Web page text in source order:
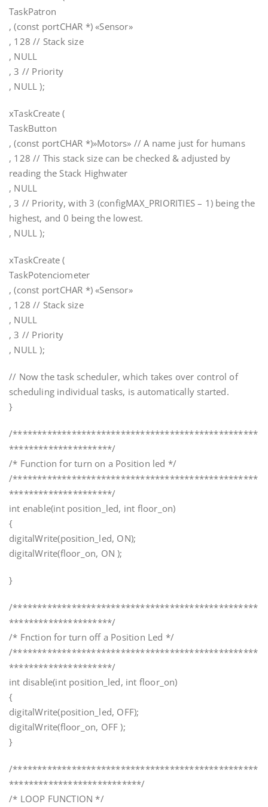
TaskPatron
, (const portCHAR *) «Sensor»
, 128 // Stack size
, NULL
, 3 // Priority
, NULL );
xTaskCreate (
TaskButton
, (const portCHAR *)»Motors» // A name just for humans
, 128 // This stack size can be checked & adjusted by
reading the Stack Highwater
, NULL
, 3 // Priority, with 3 (configMAX_PRIORITIES – 1) being the
highest, and 0 being the lowest.
, NULL );
xTaskCreate (
TaskPotenciometer
, (const portCHAR *) «Sensor»
, 128 // Stack size
, NULL
, 3 // Priority
, NULL );
// Now the task scheduler, which takes over control of
scheduling individual tasks, is automatically started.
}
/**************************************************
*********************/
/* Function for turn on a Position led */
/**************************************************
*********************/
int enable(int position_led, int floor_on)
{
digitalWrite(position_led, ON);
digitalWrite(floor_on, ON );
}
/**************************************************
*********************/
/* Fnction for turn off a Position Led */
/**************************************************
*********************/
int disable(int position_led, int floor_on)
{
digitalWrite(position_led, OFF);
digitalWrite(floor_on, OFF );
}
/**************************************************
***************************/
/* LOOP FUNCTION */